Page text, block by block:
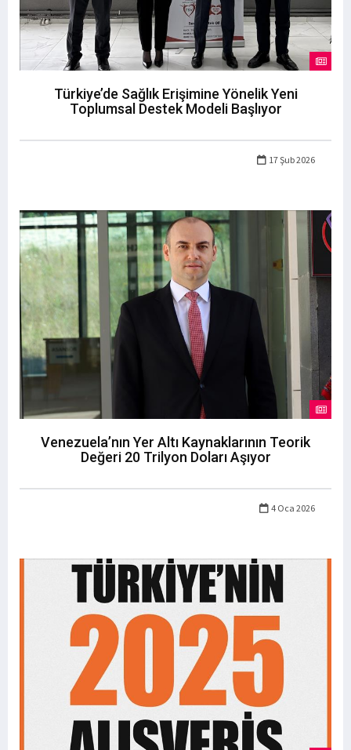
Türkiye’de Sağlık Erişimine Yönelik Yeni
Toplumsal Destek Modeli Başlıyor
17 Şub 2026
Venezuela’nın Yer Altı Kaynaklarının Teorik
Değeri 20 Trilyon Doları Aşıyor
4 Oca 2026